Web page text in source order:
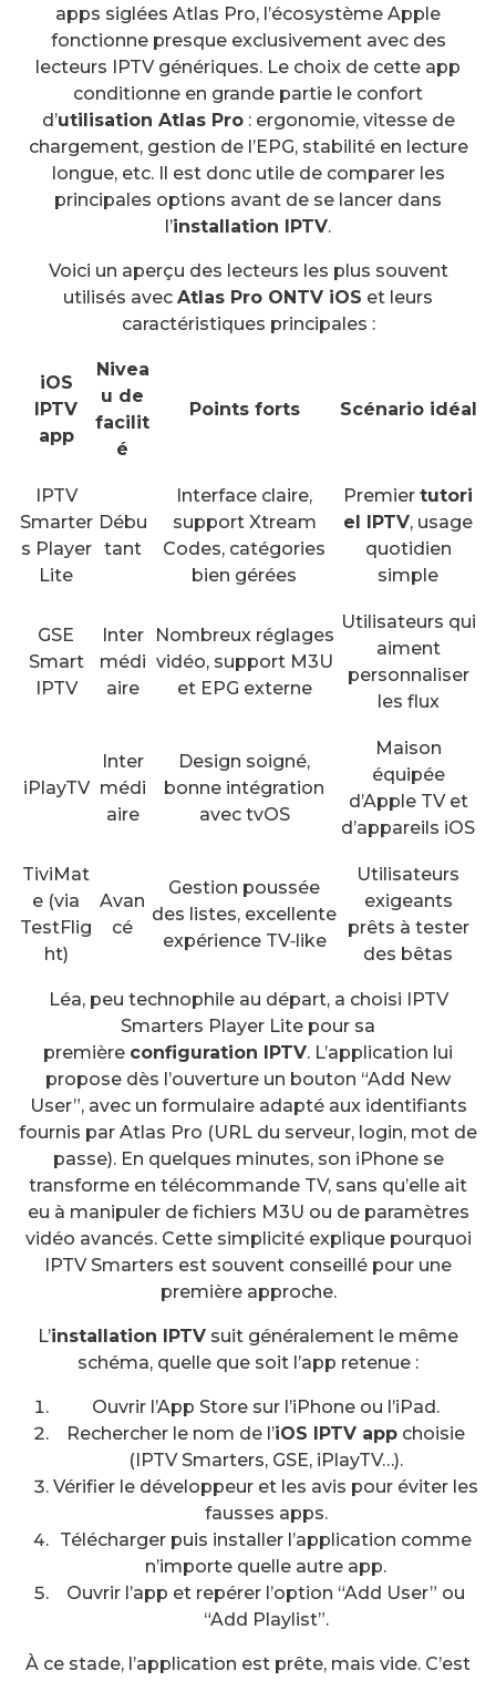
apps siglées Atlas Pro, l’écosystème Apple
fonctionne presque exclusivement avec des
lecteurs IPTV génériques. Le choix de cette app
conditionne en grande partie le confort
d’utilisation Atlas Pro: ergonomie, vitesse de
chargement, gestion de l’EPG, stabilité en lecture
longue, etc. Il est donc utile de comparer les
principales options avant de se lancer dans
l’installation IPTV.
Voici un aperçu des lecteurs les plus souvent
utilisés avec Atlas Pro ONTV iOS et leurs
caractéristiques principales :
iOS
IPTV
app
Nivea
u de
facilit
é
Points forts Scénario idéal
IPTV
Smarter
s Player
Lite
Débu
tant
Interface claire,
support Xtream
Codes, catégories
bien gérées
Premier tutori
el IPTV, usage
quotidien
simple
GSE
Smart
IPTV
Inter
médi
aire
Nombreux réglages
vidéo, support M3U
et EPG externe
Utilisateurs qui
aiment
personnaliser
les flux
iPlayTV
Inter
médi
aire
Design soigné,
bonne intégration
avec tvOS
Maison
équipée
d’Apple TV et
d’appareils iOS
TiviMat
e (via
TestFlig
ht)
Avan
cé
Gestion poussée
des listes, excellente
expérience TV‑like
Utilisateurs
exigeants
prêts à tester
des bêtas
Léa, peu technophile au départ, a choisi IPTV
Smarters Player Lite pour sa
première configuration IPTV. L’application lui
propose dès l’ouverture un bouton “Add New
User”, avec un formulaire adapté aux identifiants
fournis par Atlas Pro (URL du serveur, login, mot de
passe). En quelques minutes, son iPhone se
transforme en télécommande TV, sans qu’elle ait
eu à manipuler de fichiers M3U ou de paramètres
vidéo avancés. Cette simplicité explique pourquoi
IPTV Smarters est souvent conseillé pour une
première approche.
L’installation IPTV suit généralement le même
schéma, quelle que soit l’app retenue :
Ouvrir l’App Store sur l’iPhone ou l’iPad.
Rechercher le nom de l’iOS IPTV app choisie
(IPTV Smarters, GSE, iPlayTV…).
Vérifier le développeur et les avis pour éviter les
fausses apps.
Télécharger puis installer l’application comme
n’importe quelle autre app.
Ouvrir l’app et repérer l’option “Add User” ou
“Add Playlist”.
À ce stade, l’application est prête, mais vide. C’est